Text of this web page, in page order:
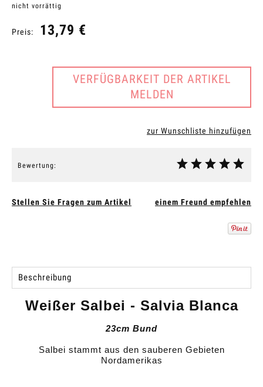
nicht vorrättig
Preis: 13,79 €
VERFÜGBARKEIT DER ARTIKEL
MELDEN
zur Wunschliste hinzufügen
Bewertung:
Stellen Sie Fragen zum Artikel einem Freund empfehlen
Beschreibung
Weißer Salbei - Salvia Blanca
23cm Bund
Salbei stammt aus den sauberen Gebieten
Nordamerikas